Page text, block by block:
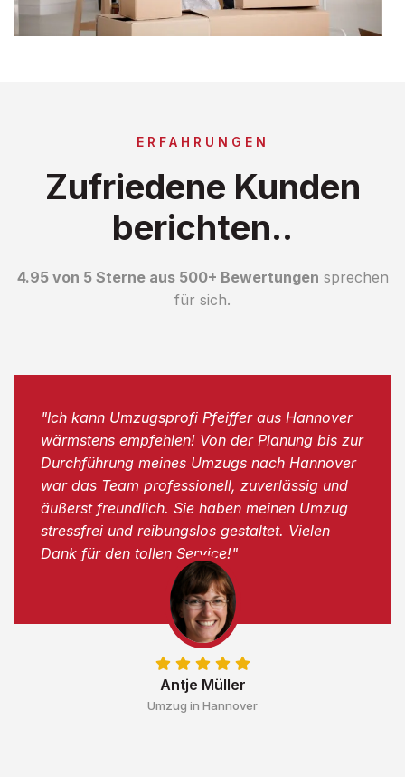
ERFAHRUNGEN
Zufriedene Kunden
berichten..
4.95 von 5 Sterne aus 500+ Bewertungen sprechen
für sich.
Antje Müller
Umzug in Hannover
"Ich kann Umzugsprofi Pfeiffer aus Hannover
wärmstens empfehlen! Von der Planung bis zur
Durchführung meines Umzugs nach Hannover
war das Team professionell, zuverlässig und
äußerst freundlich. Sie haben meinen Umzug
stressfrei und reibungslos gestaltet. Vielen
Dank für den tollen Service!"